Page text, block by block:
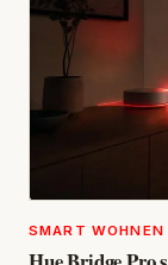
SMART WOHNEN